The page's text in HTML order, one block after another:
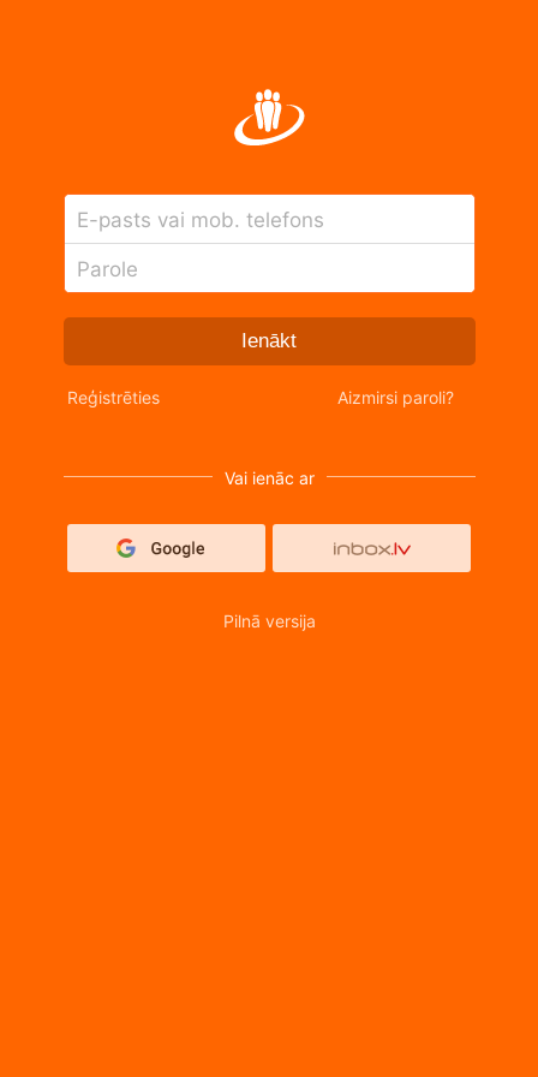
E-pasts vai mob. telefons
Parole
Ienākt
Reģistrēties Aizmirsi paroli?
Vai ienāc ar
Pilnā versija